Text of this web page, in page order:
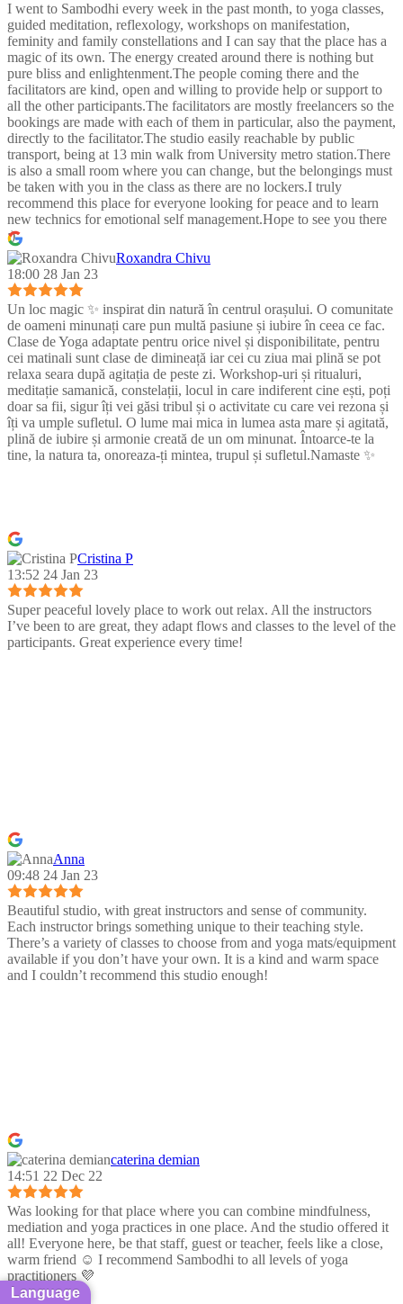
I went to Sambodhi every week in the past month, to yoga classes,
guided meditation, reflexology, workshops on manifestation,
feminity and family constellations and I can say that the place has a
magic of its own. The energy created around there is nothing but
pure bliss and enlightenment.The people coming there and the
facilitators are kind, open and willing to provide help or support to
all the other participants.The facilitators are mostly freelancers so the
bookings are made with each of them in particular, also the payment,
directly to the facilitator.The studio easily reachable by public
transport, being at 13 min walk from University metro station.There
is also a small room where you can change, but the belongings must
be taken with you in the class as there are no lockers.I truly
recommend this place for everyone looking for peace and to learn
new technics for emotional self management.Hope to see you there
:)
Roxandra Chivu
18:00 28 Jan 23
Un loc magic ✨ inspirat din natură în centrul orașului. O comunitate
de oameni minunați care pun multă pasiune și iubire în ceea ce fac.
Clase de Yoga adaptate pentru orice nivel și disponibilitate, pentru
cei matinali sunt clase de dimineață iar cei cu ziua mai plină se pot
relaxa seara după agitația de peste zi. Workshop-uri și ritualuri,
meditație samanică, constelații, locul in care indiferent cine ești, poți
doar sa fii, sigur îți vei găsi tribul și o activitate cu care vei rezona și
îți va umple sufletul. O lume mai mica in lumea asta mare și agitată,
plină de iubire și armonie creată de un om minunat. Întoarce-te la
tine, la natura ta, onoreaza-ți mintea, trupul și sufletul.Namaste ✨
Cristina P
13:52 24 Jan 23
Super peaceful lovely place to work out relax. All the instructors
I’ve been to are great, they adapt flows and classes to the level of the
participants. Great experience every time!
Anna
09:48 24 Jan 23
Beautiful studio, with great instructors and sense of community.
Each instructor brings something unique to their teaching style.
There’s a variety of classes to choose from and yoga mats/equipment
available if you don’t have your own. It is a kind and warm space
and I couldn’t recommend this studio enough!
caterina demian
14:51 22 Dec 22
Was looking for that place where you can combine mindfulness,
mediation and yoga practices in one place. And the studio offered it
all! Everyone here, be that staff, guest or teacher, feels like a close,
warm friend ☺️ I recommend Sambodhi to all levels of yoga
practitioners 💜
Language